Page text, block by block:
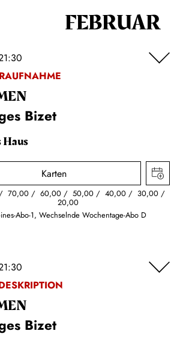
FEBRUAR
Bizet
Haus
Karten
70,00 60,00 50,00 40,00 30,00
20,00
Abo-1, Wechselnde Wochentage-Abo D
Bizet